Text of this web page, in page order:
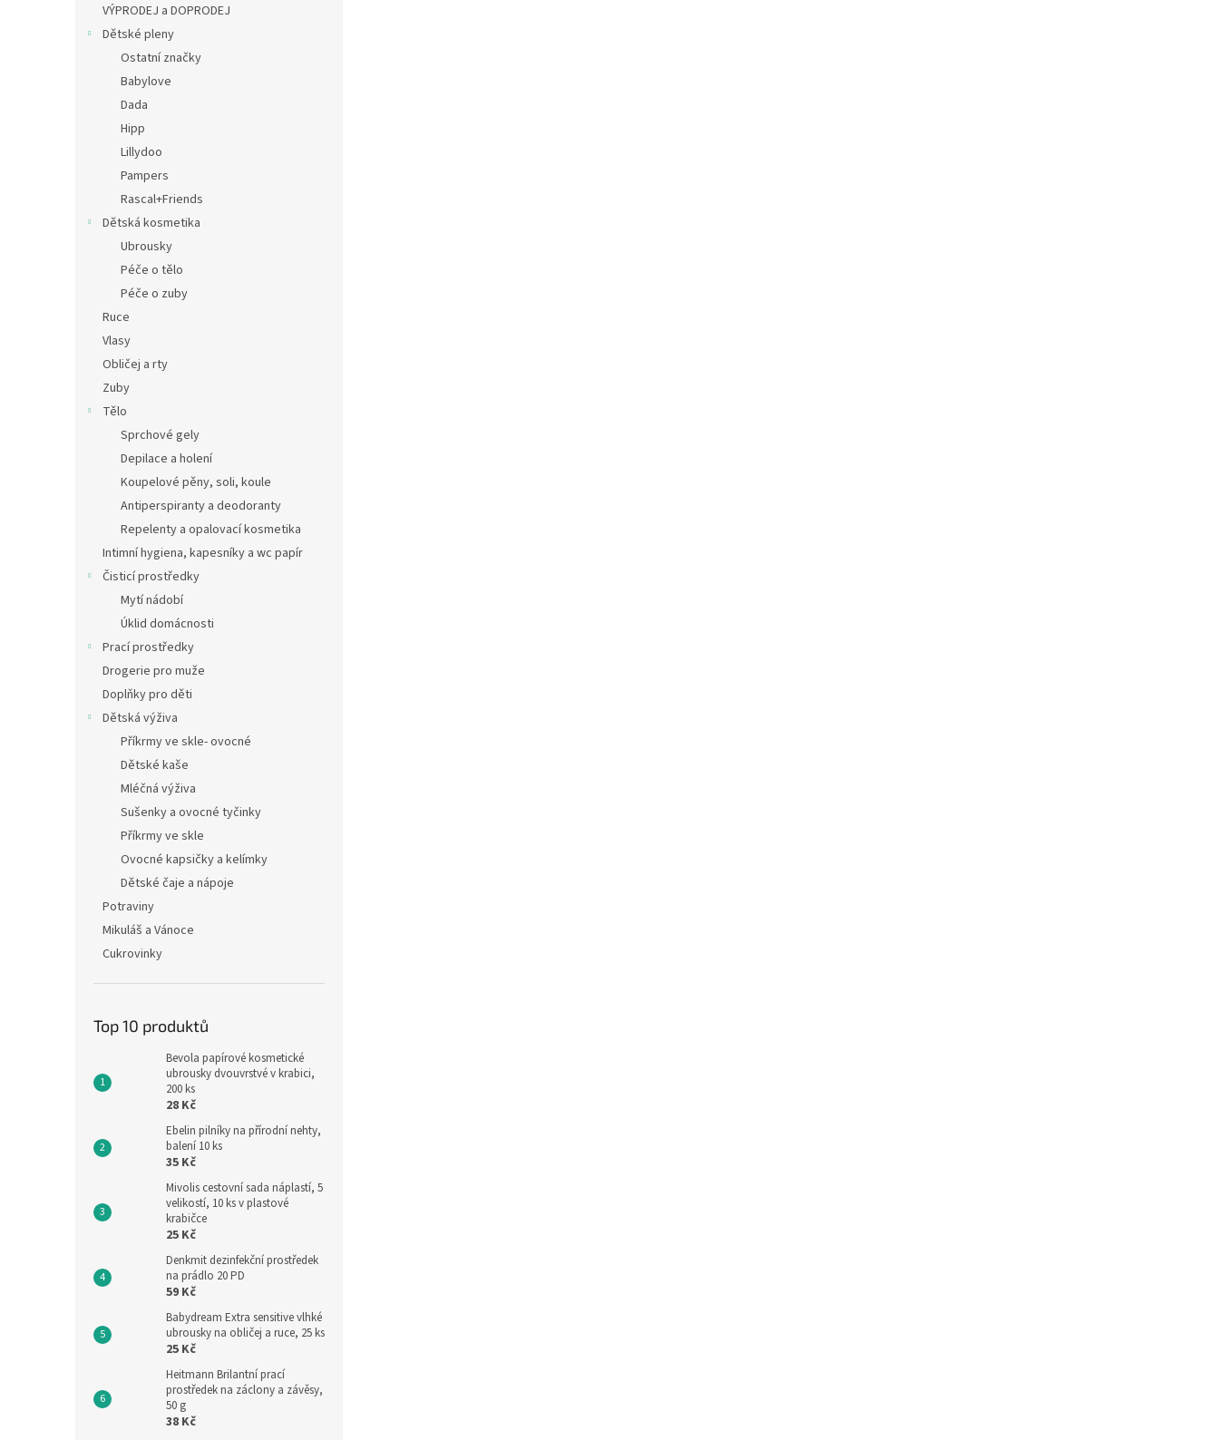
VÝPRODEJ a DOPRODEJ
Dětské pleny
Ostatní značky
Babylove
Dada
Hipp
Lillydoo
Pampers
Rascal+Friends
Dětská kosmetika
Ubrousky
Péče o tělo
Péče o zuby
Ruce
Vlasy
Obličej a rty
Zuby
Tělo
Sprchové gely
Depilace a holení
Koupelové pěny, soli, koule
Antiperspiranty a deodoranty
Repelenty a opalovací kosmetika
Intimní hygiena, kapesníky a wc papír
Čisticí prostředky
Mytí nádobí
Úklid domácnosti
Prací prostředky
Drogerie pro muže
Doplňky pro děti
Dětská výživa
Příkrmy ve skle- ovocné
Dětské kaše
Mléčná výživa
Sušenky a ovocné tyčinky
Příkrmy ve skle
Ovocné kapsičky a kelímky
Dětské čaje a nápoje
Potraviny
Mikuláš a Vánoce
Cukrovinky
Top 10 produktů
Bevola papírové kosmetické
ubrousky dvouvrstvé v krabici,
200 ks
28 Kč
Ebelin pilníky na přírodní nehty,
balení 10 ks
35 Kč
Mivolis cestovní sada náplastí, 5
velikostí, 10 ks v plastové
krabičce
25 Kč
Denkmit dezinfekční prostředek
na prádlo 20 PD
59 Kč
Babydream Extra sensitive vlhké
ubrousky na obličej a ruce, 25 ks
25 Kč
Heitmann Brilantní prací
prostředek na záclony a závěsy,
50 g
38 Kč